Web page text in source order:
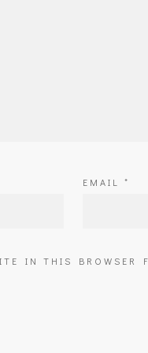
EMAIL *
IN THIS BROWSER